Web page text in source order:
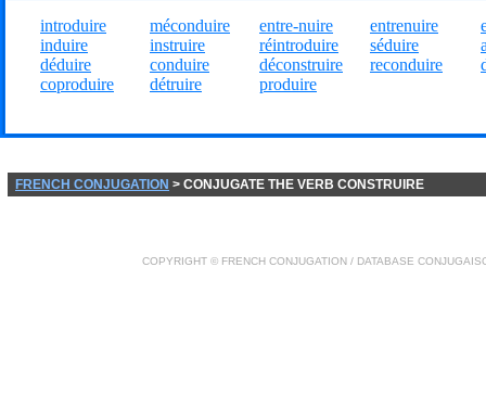
introduire
induire
déduire
coproduire
méconduire
instruire
conduire
détruire
entre-nuire
réintroduire
déconstruire
produire
entrenuire
séduire
reconduire
FRENCH CONJUGATION > CONJUGATE THE VERB CONSTRUIRE
COPYRIGHT © FRENCH CONJUGATION / DATABASE